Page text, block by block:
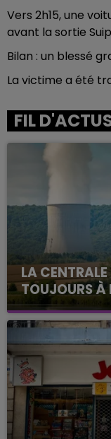
Vers 2h15, une
avant la sortie
Bilan : un blessé
La victime a été
FIL
LA
TOUJOURS À
Cela fait déjà
nucléaire
justifiée par la
présente.